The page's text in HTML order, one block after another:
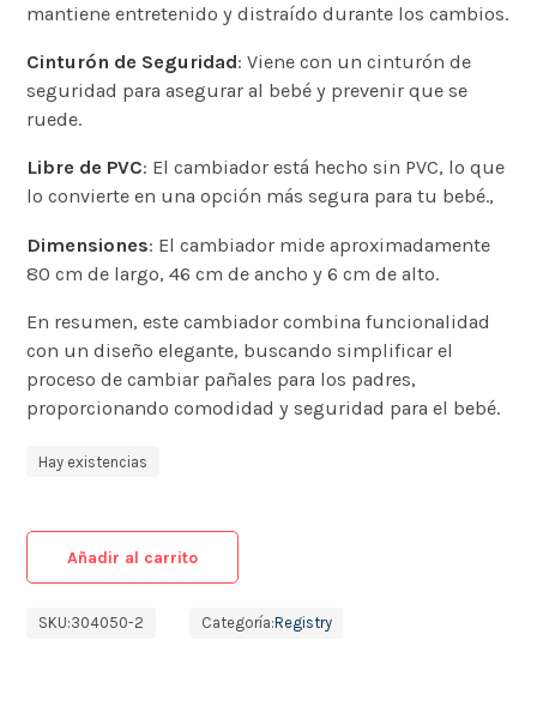
mantiene entretenido y distraído durante los cambios.
Cinturón de Seguridad: Viene con un cinturón de
seguridad para asegurar al bebé y prevenir que se
ruede​.
Libre de PVC: El cambiador está hecho sin PVC, lo que
lo convierte en una opción más segura para tu bebé​.,
Dimensiones: El cambiador mide aproximadamente
80 cm de largo, 46 cm de ancho y 6 cm de alto​.
En resumen, este cambiador combina funcionalidad
con un diseño elegante, buscando simplificar el
proceso de cambiar pañales para los padres,
proporcionando comodidad y seguridad para el bebé.
Hay existencias
Añadir al carrito
SKU:304050-2 Categoría:Registry